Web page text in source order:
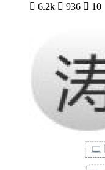
 6.2k  936  10